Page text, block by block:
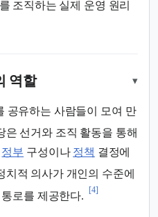
조직하는 실제 운영 원리
역할 ▾
공유하는 사람들이 모여 만
은 선거와 조직 활동을 통해
정부 구성이나 정책 결정에
치적 의사가 개인의 수준에
로를 제공한다.
[4]